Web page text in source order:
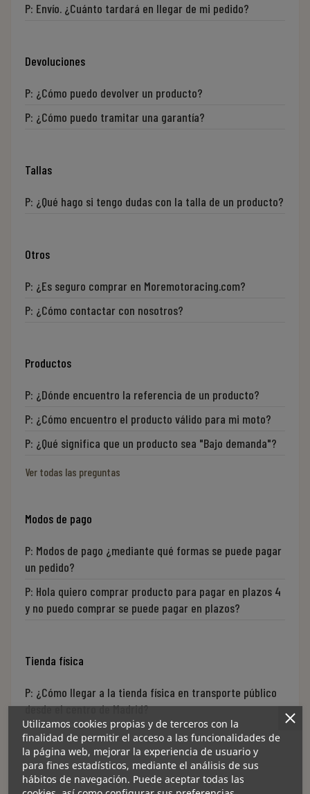
P: Envío. ¿Cuánto tardará en llegar de mi pedido?
Devoluciones
P: ¿Cómo puedo devolver un producto?
P: ¿Cómo puedo tramitar una garantía?
Tallas
P: ¿Qué hago si tengo dudas con la talla de un producto?
Otros
P: ¿Es seguro comprar en Moremotoracing.com?
P: ¿Cómo contactar con nosotros?
Productos
P: ¿Dónde encuentro la referencia de un producto?
P: ¿Cómo encuentro el producto válido para mi moto?
P: ¿Qué significa que un producto sea "Bajo demanda"?
Ver todas las preguntas
Modos de pago
P: Modos de pago ¿mediante qué formas se puede pagar
un pedido?
P: Hola quiero comprar producto para pagar en plazos 4
y no puedo comprar se puede pagar en plazos?
Tienda física
P: ¿Cómo llegar a la tienda física en transporte público
desde el centro de Madrid?
Utilizamos cookies propias y de terceros con la
finalidad de permitir el acceso a las funcionalidades de
la página web, mejorar la experiencia de usuario y
para fines estadísticos, mediante el análisis de sus
hábitos de navegación. Puede aceptar todas las